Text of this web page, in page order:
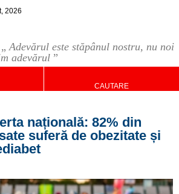
„Adevărul este stăpânul nostru, nu noi
adevărul ”
2026
CAUTARE
națională: 82% din
suferă de obezitate și